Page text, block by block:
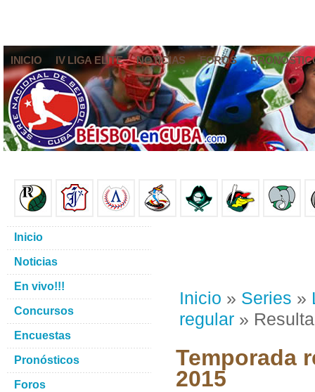
INICIO IV LIGA ELITE NOTICIAS FOROS
Inicio » Series »
regular »
Temporada
2015
Inicio
Noticias
En vivo!!!
Concursos
Encuestas
Pronósticos
Foros